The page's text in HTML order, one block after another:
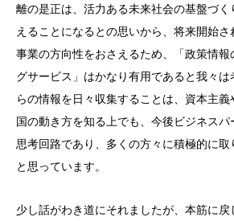
離の是正は、活力ある未来社会の基盤づ
えることになるとの思いから、将来開始
事業の方向性をおさえるため、「政策情
グサービス」はかなり有用であると我々
らの情報を日々収集することは、資本主
国の動き方を知る上でも、今後ビジネス
思考回路であり、多くの方々に積極的に
と思っています。
少し話がわき道にそれましたが、本筋に戻